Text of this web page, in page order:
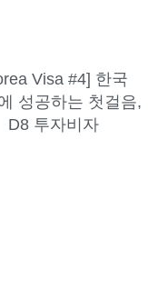
Visa #4] 한국
성공하는 첫걸음,
D8 투자비자